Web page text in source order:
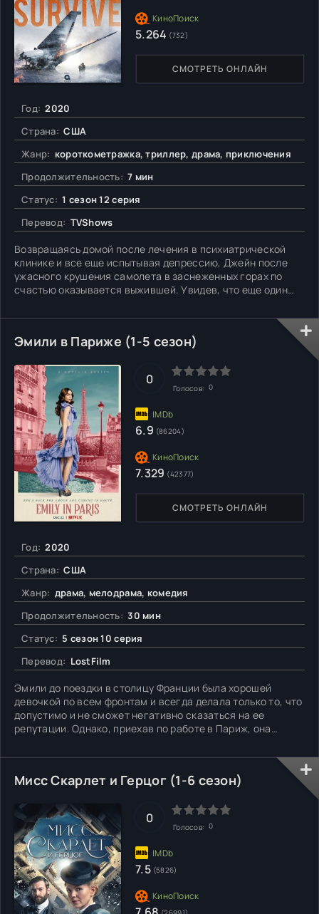
Год: 2020
Страна: США
Жанр: короткометражка, триллер, драма, приключения
Продолжительность: 7 мин
Статус: 1 сезон 12 серия
Перевод: TVShows
Возвращаясь домой после лечения в психиатрической
клинике и все еще испытывая депрессию, Джейн после
ужасного крушения самолета в заснеженных горах по
счастью оказывается выжившей. Увидев, что еще один
его, что спасать их не будут и они замерзнут в горах.
Однако, неунывающий мужчина предлагает вместе идти
пешком до
СМОТРЕТЬ ОНЛАЙН
5.264 (732)
Эмили в Париже (1-5 сезон)
Год: 2020
Страна: США
Жанр: драма, мелодрама, комедия
Продолжительность: 30 мин
Статус: 5 сезон 10 серия
Перевод: LostFilm
Эмили до поездки в столицу Франции была хорошей
девочкой по всем фронтам и всегда делала только то, что
допустимо и не сможет негативно сказаться на ее
репутации. Однако, приехав по работе в Париж, она
относиться ко многому значительно проще и однозначно
говорить жизни «да»,
СМОТРЕТЬ ОНЛАЙН
0
Голосов: 0
6.9 (86204)
7.329 (42377)
Мисс Скарлет и Герцог (1-6 сезон)
0
Голосов: 0
7.5 (5826)